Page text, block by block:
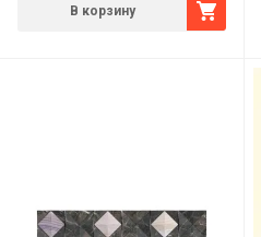
В корзину